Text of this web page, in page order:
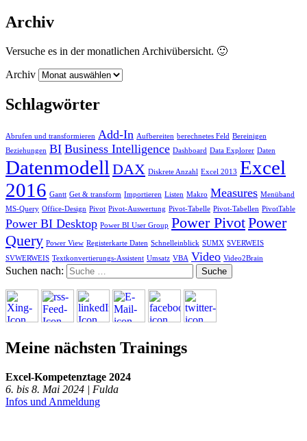
Archiv
Versuche es in der monatlichen Archivübersicht. 🙂
Archiv
Schlagwörter
Abrufen und transformieren Add-In Aufbereiten berechnetes Feld Bereinigen
Beziehungen BI Business Intelligence Dashboard Data Explorer Daten
Datenmodell DAX Diskrete Anzahl Excel 2013 Excel
2016 Gantt Get & transform Importieren Listen Makro Measures Menüband
MS-Query Office-Design Pivot Pivot-Auswertung Pivot-Tabelle Pivot-Tabellen PivotTable
Power BI Desktop Power BI User Group Power PivotPower
Query Power View Registerkarte Daten Schnelleinblick SUMX SVERWEIS
SVWERWEIS Textkonvertierungs-Assistent Umsatz VBA Video Video2Brain
Suchen nach:
Meine nächsten Trainings
Excel-Kompetenztage 2024
6. bis 8. Mai 2024 | Fulda
Infos und Anmeldung